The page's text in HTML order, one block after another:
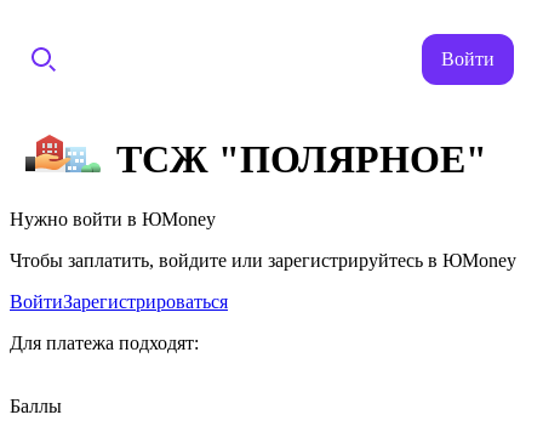
Войти
ТСЖ "ПОЛЯРНОЕ"
Нужно войти в ЮMoney
Чтобы заплатить, войдите или зарегистрируйтесь в ЮMoney
ВойтиЗарегистрироваться
Для платежа подходят:
Баллы